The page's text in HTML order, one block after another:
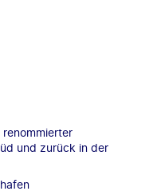
und zurück in der